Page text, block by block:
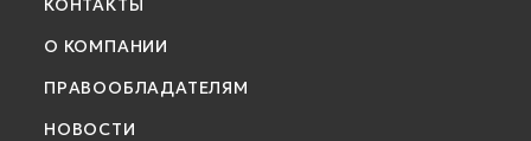
КОНТАКТЫ
О КОМПАНИИ
ПРАВООБЛАДАТЕЛЯМ
НОВОСТИ